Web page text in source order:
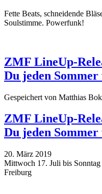
Fette Beats, schneidende
Soulstimme. Powerfunk!
ZMF LineUp-
Du jeden
Gespeichert von Matthias
ZMF LineUp-
Du jeden
20. März 2019
Mittwoch 17. Juli bis
Freiburg